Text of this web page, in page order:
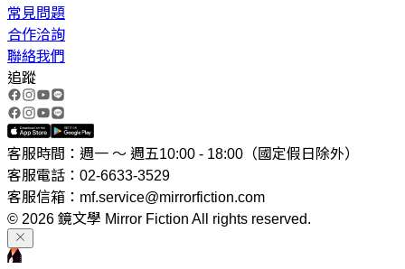
常見問題
合作洽詢
聯絡我們
追蹤
客服時間：週一 ～ 週五10:00 - 18:00（國定假日除外）
客服電話：02-6633-3529
客服信箱：mf.service@mirrorfiction.com
© 2026 鏡文學 Mirror Fiction All rights reserved.